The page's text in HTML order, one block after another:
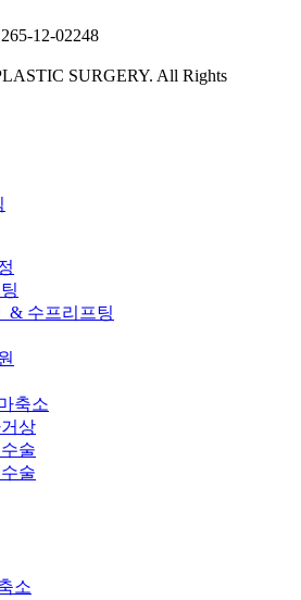
12-02248
SURGERY. All Rights
수프리프팅
축소
상
술
술
소